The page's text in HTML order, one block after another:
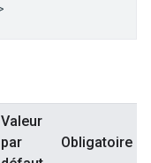
Valeur
par
Obligatoire